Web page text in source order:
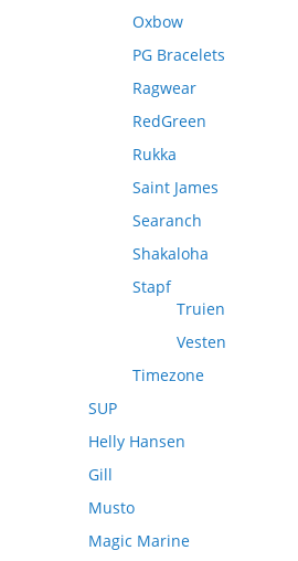
Oxbow
PG Bracelets
Ragwear
RedGreen
Rukka
Saint James
Searanch
Shakaloha
Stapf
Truien
Vesten
Timezone
SUP
Helly Hansen
Gill
Musto
Magic Marine